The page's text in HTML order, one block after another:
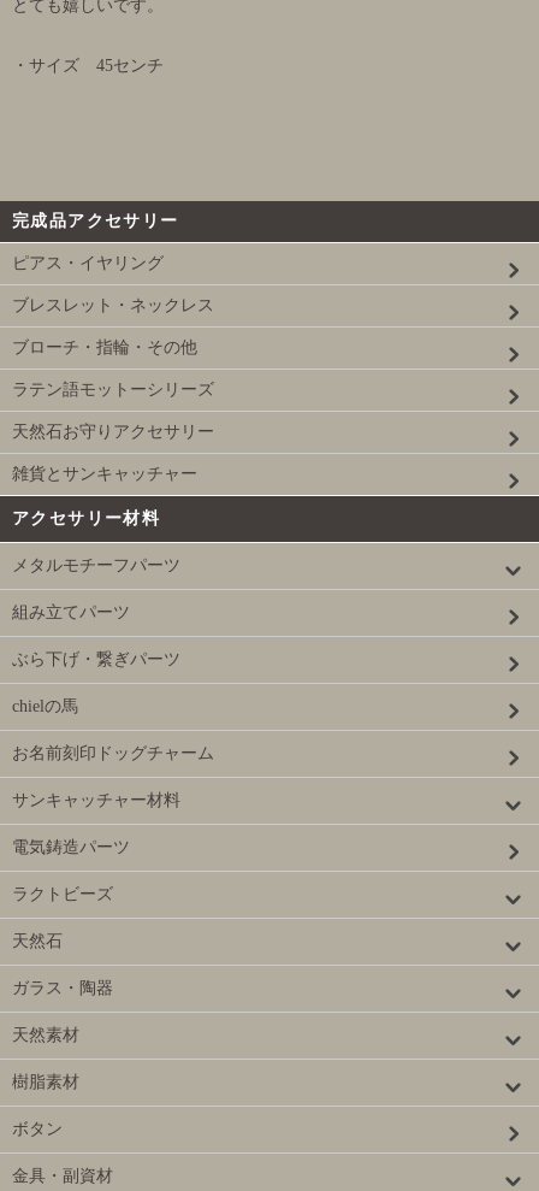
とても嬉しいです。
・サイズ 45センチ
完成品アクセサリー
ピアス・イヤリング
ブレスレット・ネックレス
ブローチ・指輪・その他
ラテン語モットーシリーズ
天然石お守りアクセサリー
雑貨とサンキャッチャー
アクセサリー材料
メタルモチーフパーツ
組み立てパーツ
ぶら下げ・繋ぎパーツ
chielの馬
お名前刻印ドッグチャーム
サンキャッチャー材料
電気鋳造パーツ
ラクトビーズ
天然石
ガラス・陶器
天然素材
樹脂素材
ボタン
金具・副資材